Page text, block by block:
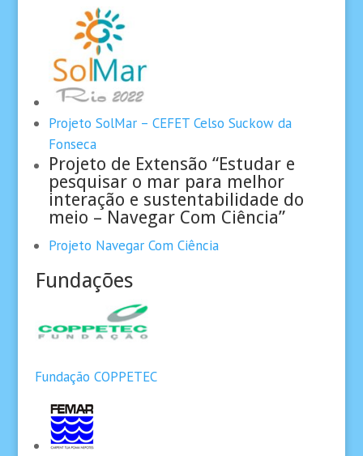
Projeto SolMar – CEFET Celso Suckow da
Fonseca
Projeto de Extensão “Estudar e
pesquisar o mar para melhor
interação e sustentabilidade do
meio – Navegar Com Ciência”
Projeto Navegar Com Ciência
Fundações
Fundação COPPETEC